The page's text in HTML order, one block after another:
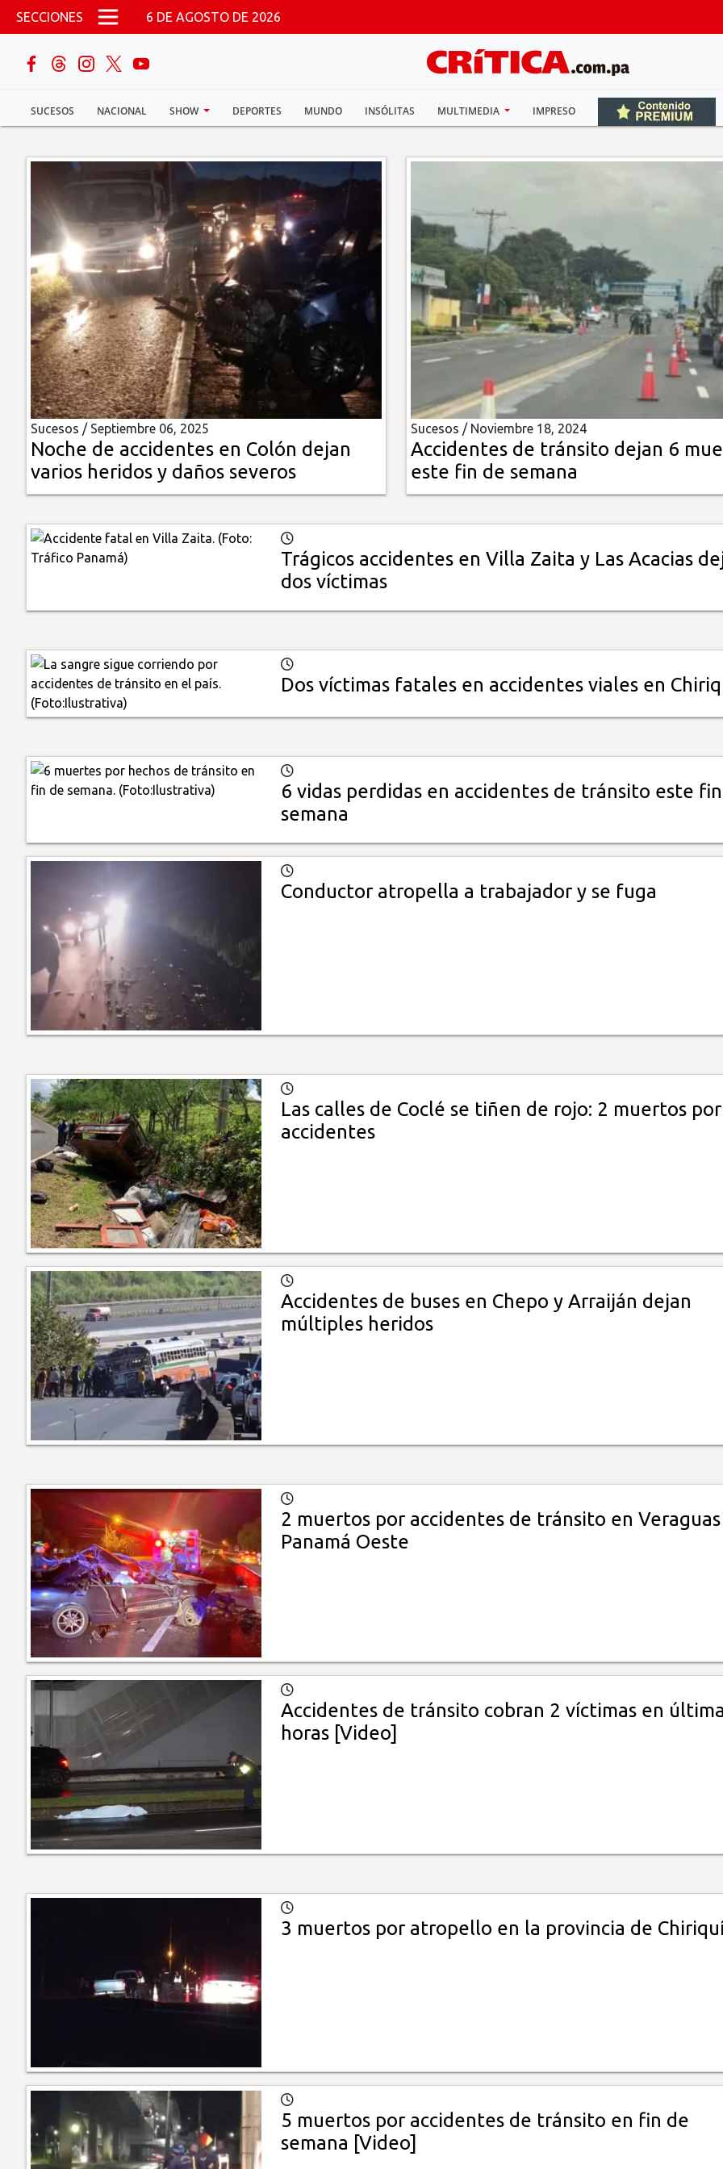
Pasar al contenido principal
SECCIONES 6 DE AGOSTO DE 2026
SUCESOS NACIONAL SHOW DEPORTES MUNDO INSÓLITAS MULTIMEDIA IMPRESO
buscar
Sucesos
Nacional
Política
Show
Deportes
Mundo
Insólitas
Multimedia
Impreso
Sucesos / Septiembre 06, 2025
Noche de accidentes en Colón dejan
varios heridos y daños severos
Sucesos / Noviembre 18, 2024
Accidentes de tránsito dejan 6
este fin de semana
Trágicos accidentes en Villa Zaita y Las Acacias
dos víctimas
Dos víctimas fatales en accidentes viales en
6 vidas perdidas en accidentes de tránsito este
semana
Conductor atropella a trabajador y se fuga
Las calles de Coclé se tiñen de rojo: 2 muertos por
accidentes
Accidentes de buses en Chepo y Arraiján dejan
múltiples heridos
2 muertos por accidentes de tránsito en
Panamá Oeste
Accidentes de tránsito cobran 2 víctimas en
horas [Video]
3 muertos por atropello en la provincia de
5 muertos por accidentes de tránsito en fin de
semana [Video]